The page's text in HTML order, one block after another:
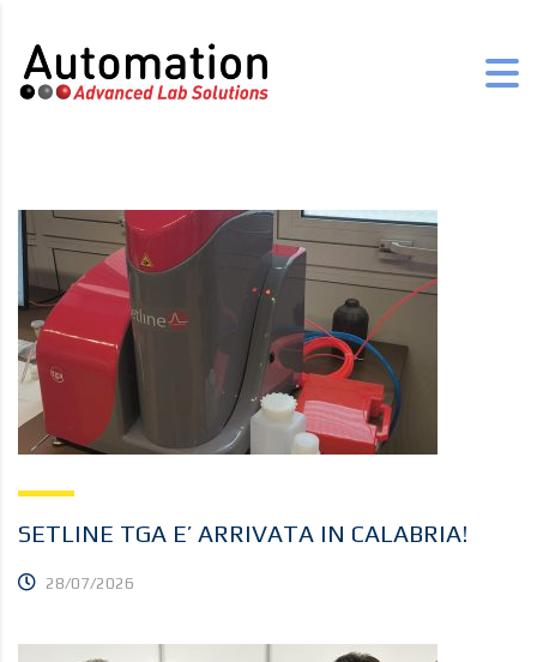
SETLINE TGA E’ ARRIVATA IN CALABRIA!
28/07/2026